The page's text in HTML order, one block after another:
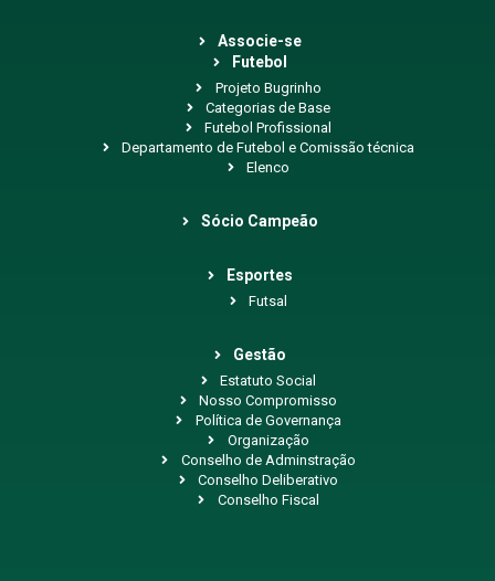
Associe-se
Futebol
Projeto Bugrinho
Categorias de Base
Futebol Profissional
Departamento de Futebol e Comissão técnica
Elenco
Sócio Campeão
Esportes
Futsal
Gestão
Estatuto Social
Nosso Compromisso
Política de Governança
Organização
Conselho de Adminstração
Conselho Deliberativo
Conselho Fiscal